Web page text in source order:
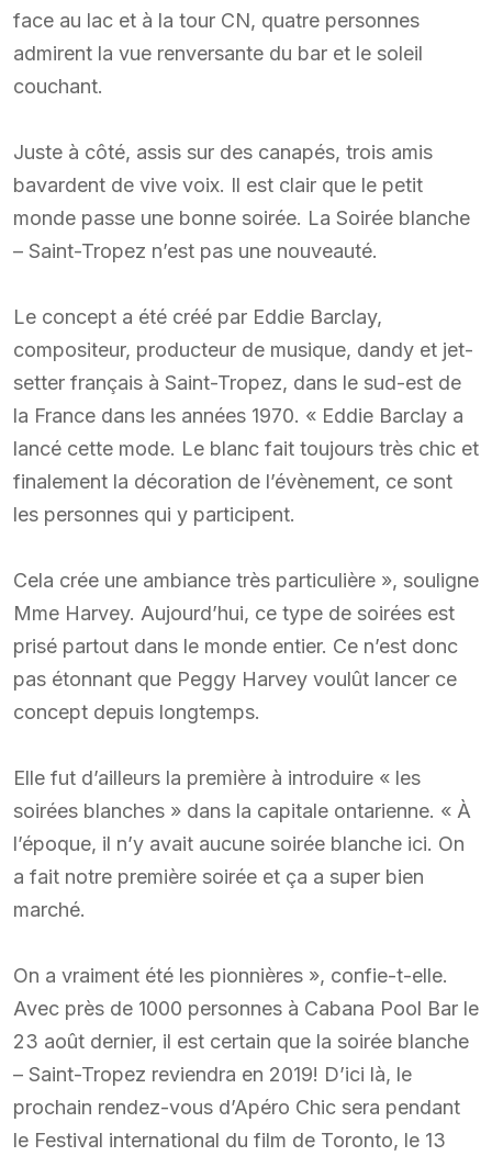
face au lac et à la tour CN, quatre personnes
admirent la vue renversante du bar et le soleil
couchant.
Juste à côté, assis sur des canapés, trois amis
bavardent de vive voix. Il est clair que le petit
monde passe une bonne soirée. La Soirée blanche
– Saint-Tropez n’est pas une nouveauté.
Le concept a été créé par Eddie Barclay,
compositeur, producteur de musique, dandy et jet-
setter français à Saint-Tropez, dans le sud-est de
la France dans les années 1970. « Eddie Barclay a
lancé cette mode. Le blanc fait toujours très chic et
finalement la décoration de l’évènement, ce sont
les personnes qui y participent.
Cela crée une ambiance très particulière », souligne
Mme Harvey. Aujourd’hui, ce type de soirées est
prisé partout dans le monde entier. Ce n’est donc
pas étonnant que Peggy Harvey voulût lancer ce
concept depuis longtemps.
Elle fut d’ailleurs la première à introduire « les
soirées blanches » dans la capitale ontarienne. « À
l’époque, il n’y avait aucune soirée blanche ici. On
a fait notre première soirée et ça a super bien
marché.
On a vraiment été les pionnières », confie-t-elle.
Avec près de 1000 personnes à Cabana Pool Bar le
23 août dernier, il est certain que la soirée blanche
– Saint-Tropez reviendra en 2019! D’ici là, le
prochain rendez-vous d’Apéro Chic sera pendant
le Festival international du film de Toronto, le 13